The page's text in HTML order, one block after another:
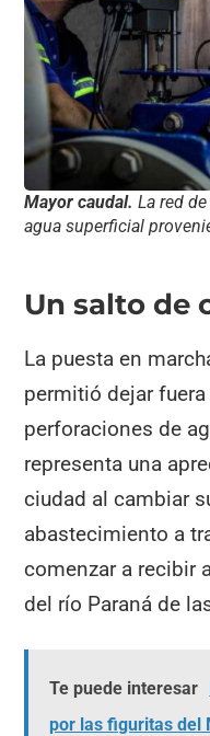
Mayor caudal. La red
agua superficial
Un salto de
La puesta en
permitió dejar
perforaciones de
representa una
ciudad al cambiar
abastecimiento a
comenzar a recibir
del río Paraná de
Te puede interesar
por las figuritas del